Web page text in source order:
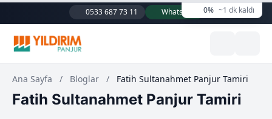
0533 687 73 11 WhatsApp 0% ~1 dk kaldı
Ana Sayfa / Bloglar / Fatih Sultanahmet Panjur Tamiri
Fatih Sultanahmet Panjur Tamiri